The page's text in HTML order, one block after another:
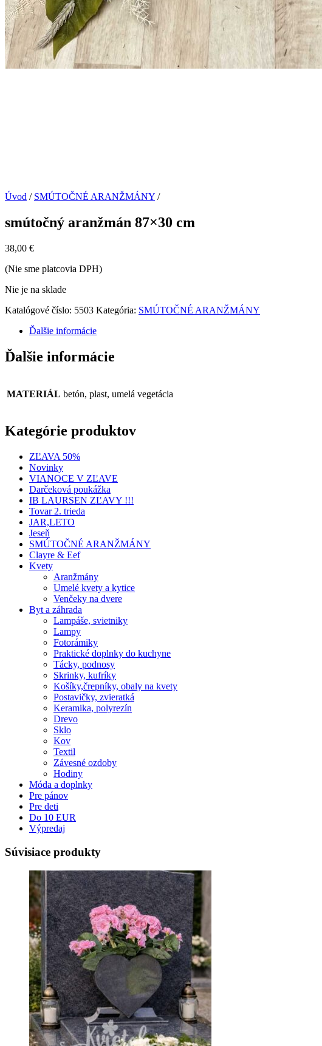
Úvod / SMÚTOČNÉ ARANŽMÁNY /
smútočný aranžmán 87×30 cm
38,00 €
(Nie sme platcovia DPH)
Nie je na sklade
Katalógové číslo: 5503 Kategória: SMÚTOČNÉ ARANŽMÁNY
Ďalšie informácie
Ďalšie informácie
MATERIÁL betón, plast, umelá vegetácia
Kategórie produktov
ZĽAVA 50%
Novinky
VIANOCE V ZĽAVE
Darčeková poukážka
IB LAURSEN ZĽAVY !!!
Tovar 2. trieda
JAR,LETO
Jeseň
SMÚTOČNÉ ARANŽMÁNY
Clayre & Eef
Kvety
Aranžmány
Umelé kvety a kytice
Venčeky na dvere
Byt a záhrada
Lampáše, svietniky
Lampy
Fotorámiky
Praktické doplnky do kuchyne
Tácky, podnosy
Skrinky, kufríky
Košíky,črepníky, obaly na kvety
Postavičky, zvieratká
Keramika, polyrezín
Drevo
Sklo
Kov
Textil
Závesné ozdoby
Hodiny
Móda a doplnky
Pre pánov
Pre deti
Do 10 EUR
Výpredaj
Súvisiace produkty